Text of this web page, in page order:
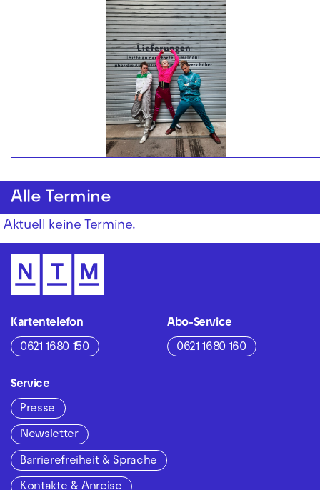
Alle Termine
Aktuell keine Termine.
Kartentelefon
0621 1680 150
Abo-Service
0621 1680 160
Service
Presse
Newsletter
Barrierefreiheit & Sprache
Kontakte & Anreise